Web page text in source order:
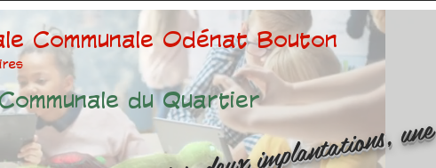
Communale Odénat Bouton
ires
du Quartier